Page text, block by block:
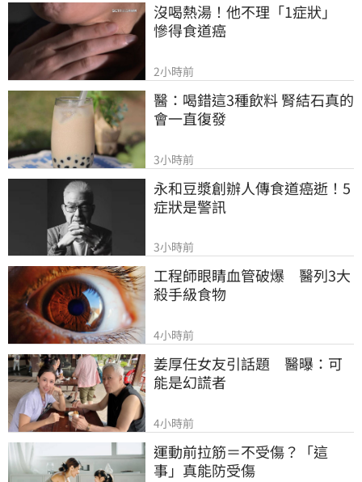
沒喝熱湯！他不理「1症狀」
慘得食道癌
2小時前
醫：喝錯這3種飲料 腎結石真的
會一直復發
3小時前
永和豆漿創辦人傳食道癌逝！5
症狀是警訊
3小時前
工程師眼睛血管破爆　醫列3大
殺手級食物
4小時前
姜厚任女友引話題　醫曝：可
能是幻謊者
4小時前
運動前拉筋＝不受傷？「這
事」真能防受傷